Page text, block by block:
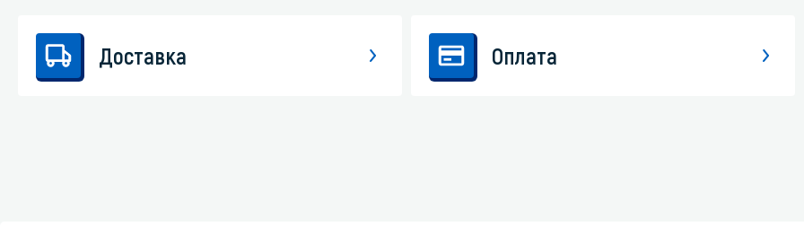
Доставка Оплата